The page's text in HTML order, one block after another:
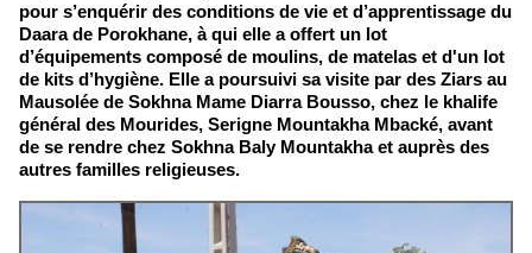
pour s’enquérir des conditions de vie et d’apprentissage du
Daara de Porokhane, à qui elle a offert un lot
d’équipements composé de moulins, de matelas et d'un lot
de kits d’hygiène. Elle a poursuivi sa visite par des Ziars au
Mausolée de Sokhna Mame Diarra Bousso, chez le khalife
général des Mourides, Serigne Mountakha Mbacké, avant
de se rendre chez Sokhna Baly Mountakha et auprès des
autres familles religieuses.